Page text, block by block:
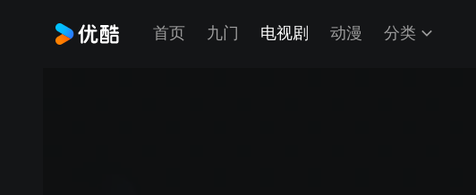
首页 九门 电视剧 动漫 分类